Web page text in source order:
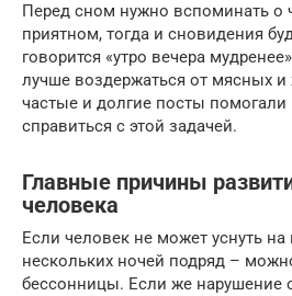
Перед сном нужно вспоминать о
приятном, тогда и сновидения
говорится «утро вечера
лучше воздержаться от мясных
частые и долгие посты
справиться с этой задачей.
Главные причины
человека
Если человек не может уснуть
нескольких ночей подряд –
бессонницы. Если же нарушение